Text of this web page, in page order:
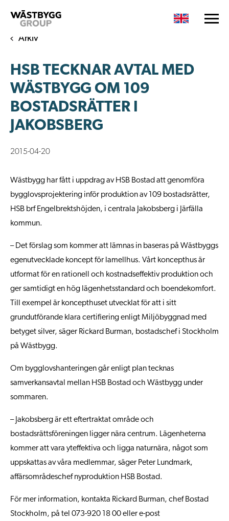
Arkiv
HSB TECKNAR AVTAL MED
WÄSTBYGG OM 109
BOSTADSRÄTTER I
JAKOBSBERG
2015-04-20
Wästbygg har fått i uppdrag av HSB Bostad att genomföra
bygglovsprojektering inför produktion av 109 bostadsrätter,
HSB brf Engelbrektshöjden, i centrala Jakobsberg i Järfälla
kommun.
– Det förslag som kommer att lämnas in baseras på Wästbyggs
egenutvecklade koncept för lamellhus. Vårt koncepthus är
utformat för en rationell och kostnadseffektiv produktion och
ger samtidigt en hög lägenhetsstandard och boendekomfort.
Till exempel är koncepthuset utvecklat för att i sitt
grundutförande klara certifiering enligt Miljöbyggnad med
betyget silver, säger Rickard Burman, bostadschef i Stockholm
på Wästbygg.
Om bygglovshanteringen går enligt plan tecknas
samverkansavtal mellan HSB Bostad och Wästbygg under
sommaren.
– Jakobsberg är ett eftertraktat område och
bostadsrättsföreningen ligger nära centrum. Lägenheterna
kommer att vara yteffektiva och ligga naturnära, något som
uppskattas av våra medlemmar, säger Peter Lundmark,
affärsområdeschef nyproduktion HSB Bostad.
För mer information, kontakta Rickard Burman, chef Bostad
Stockholm, på tel 073-920 18 00 eller e-post